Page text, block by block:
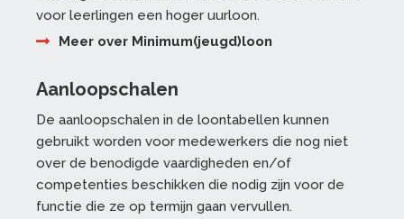
voor leerlingen een hoger uurloon.
Meer over Minimum(jeugd)loon
Aanloopschalen
De aanloopschalen in de loontabellen kunnen
gebruikt worden voor medewerkers die nog niet
over de benodigde vaardigheden en/of
competenties beschikken die nodig zijn voor de
functie die ze op termijn gaan vervullen.